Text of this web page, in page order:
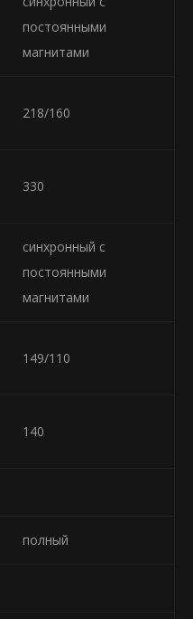
постоянными
магнитами
218/160
330
синхронный с
постоянными
магнитами
149/110
140
полный